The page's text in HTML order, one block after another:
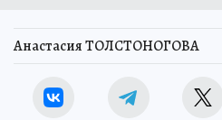
Анастасия ТОЛСТОНОГОВА